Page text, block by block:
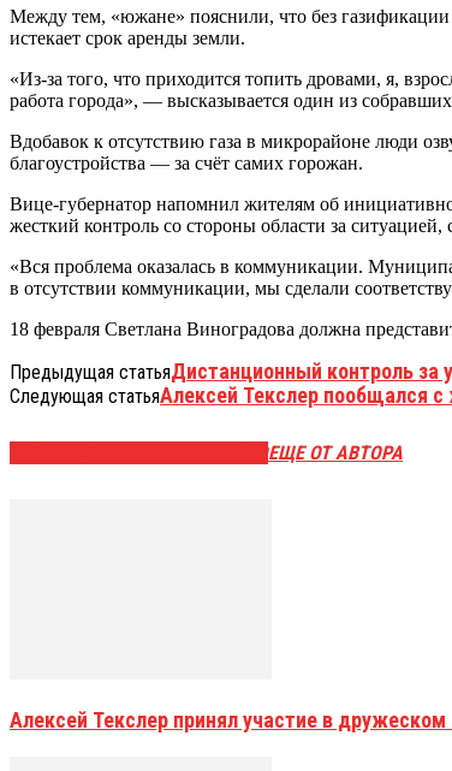
Между тем, «южане» пояснили, что без
истекает срок аренды земли.
«Из-за того, что приходится топить дровами, я,
работа города», — высказывается один из
Вдобавок к отсутствию газа в микрорайоне люди
благоустройства — за счёт самих горожан.
Вице-губернатор напомнил жителям об
жесткий контроль со стороны области за
«Вся проблема оказалась в коммуникации.
в отсутствии коммуникации, мы сделали
18 февраля Светлана Виноградова должна
Предыдущая статьяДистанционный контроль за
Следующая статьяАлексей Текслер пообщался с
ЕЩЕ ОТ АВТОРА
Алексей Текслер принял участие в дружеском